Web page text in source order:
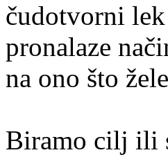
čudotvorni lek
pronalaze
na ono što
Biramo cilj ili